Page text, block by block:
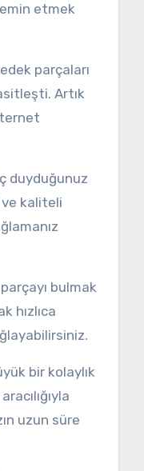
etmek
parçaları
Artık
duyduğunuz
ve kaliteli
bulmak
hızlıca
bir kolaylık
uzun süre